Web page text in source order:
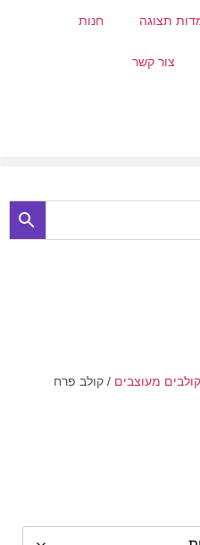
תצוגה חנות
צור קשר
מעוצבים/ קולב פרח